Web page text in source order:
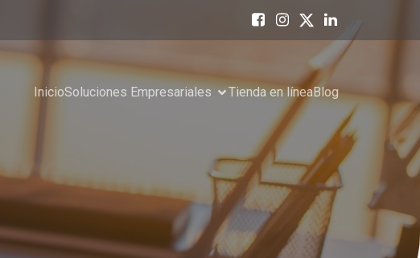
InicioSoluciones Empresariales Tienda en líneaBlog